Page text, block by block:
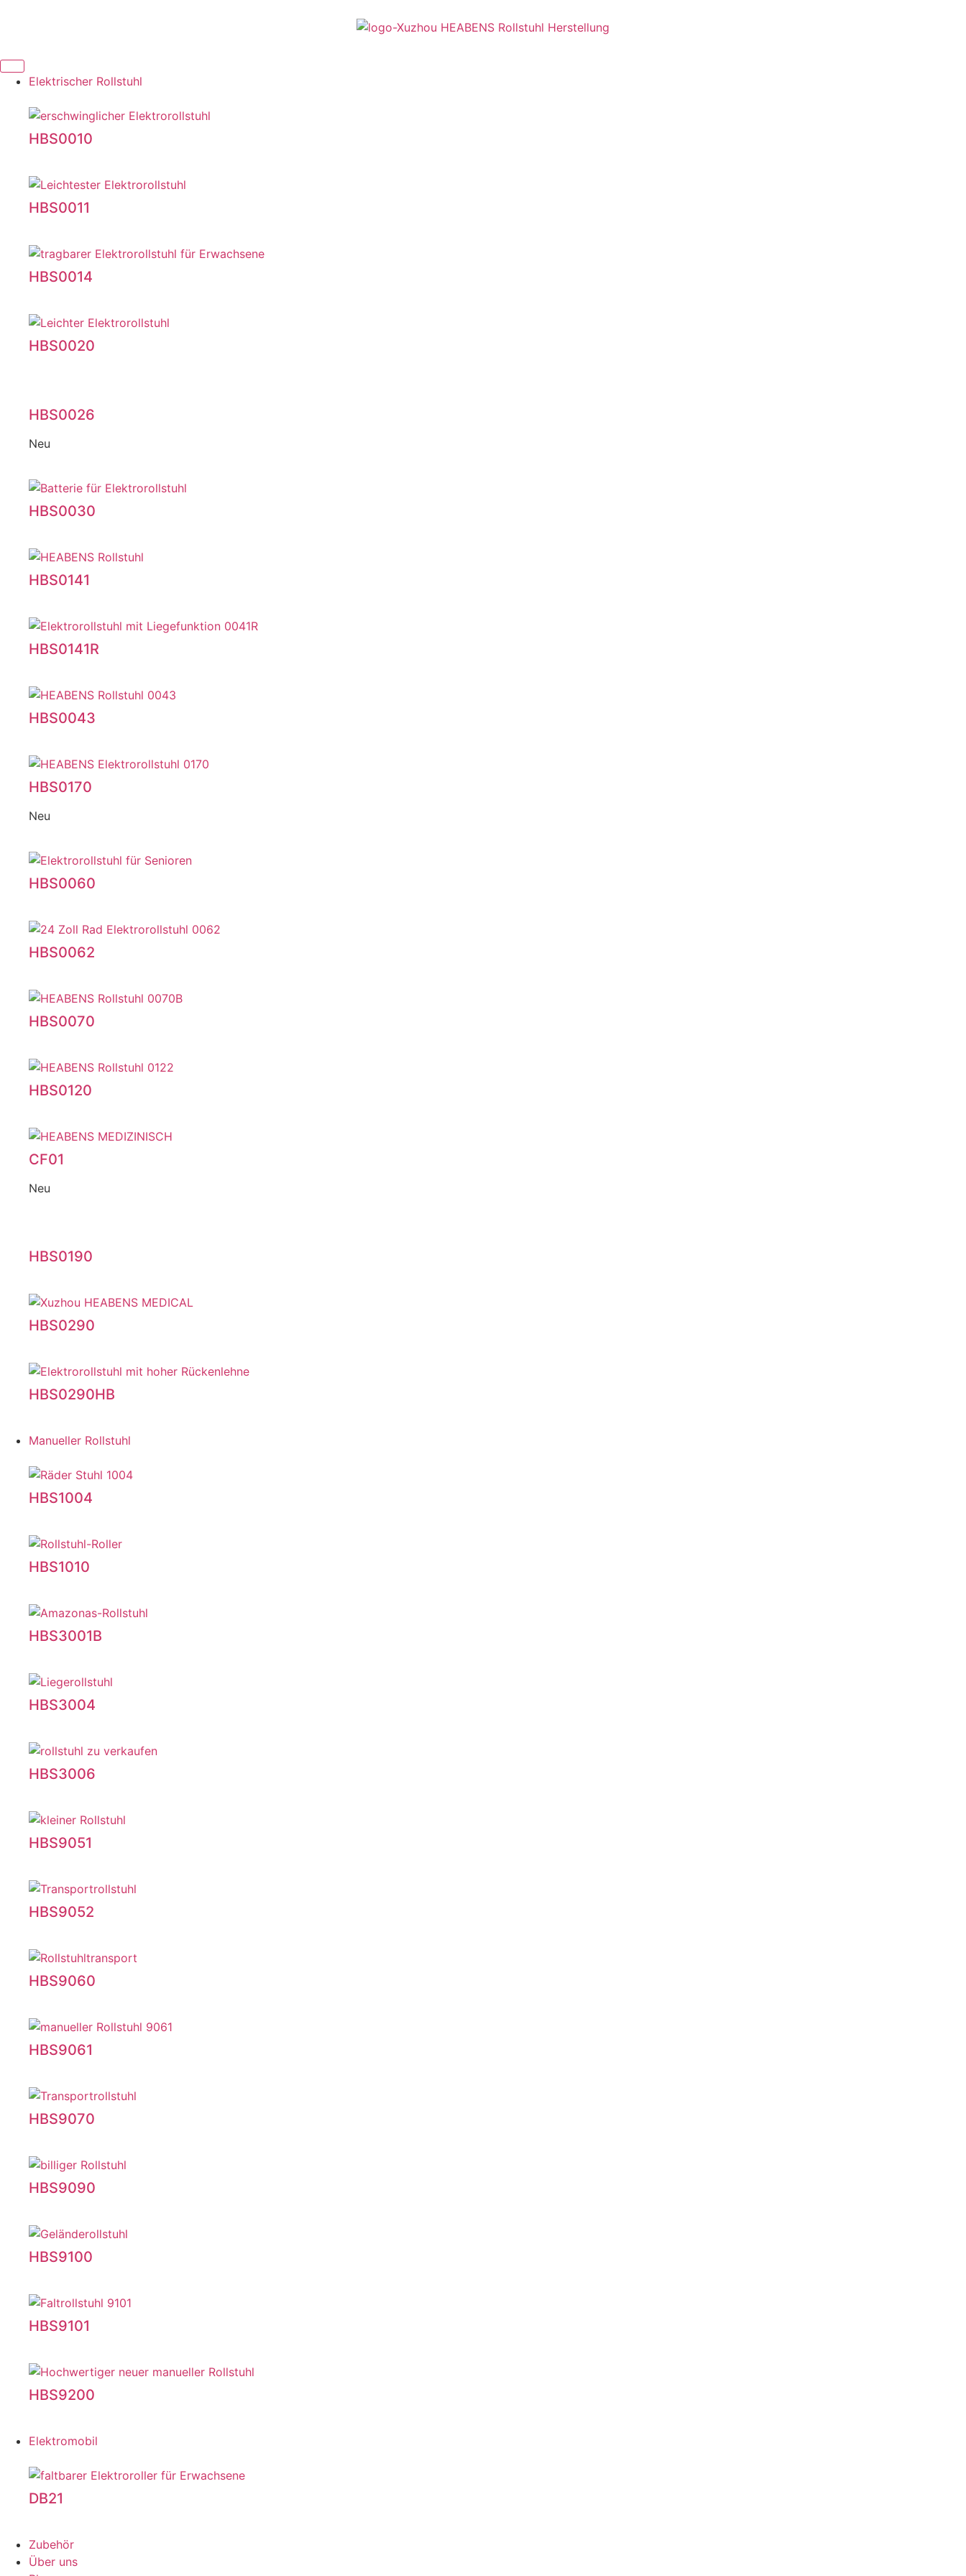
Elektrischer Rollstuhl
HBS0010
HBS0011
HBS0014
HBS0020
HBS0026
Neu
HBS0030
HBS0141
HBS0141R
HBS0043
HBS0170
Neu
HBS0060
HBS0062
HBS0070
HBS0120
CF01
Neu
HBS0190
HBS0290
HBS0290HB
Manueller Rollstuhl
HBS1004
HBS1010
HBS3001B
HBS3004
HBS3006
HBS9051
HBS9052
HBS9060
HBS9061
HBS9070
HBS9090
HBS9100
HBS9101
HBS9200
Elektromobil
DB21
Zubehör
Über uns